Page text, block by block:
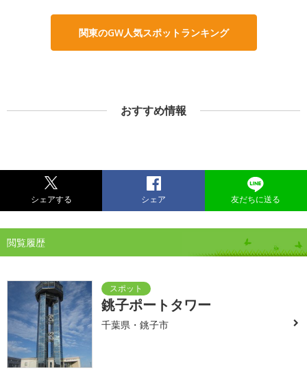
関東のGW人気スポットランキング
おすすめ情報
シェアする シェア 友だちに送る
閲覧履歴
銚子ポートタワー
千葉県・銚子市